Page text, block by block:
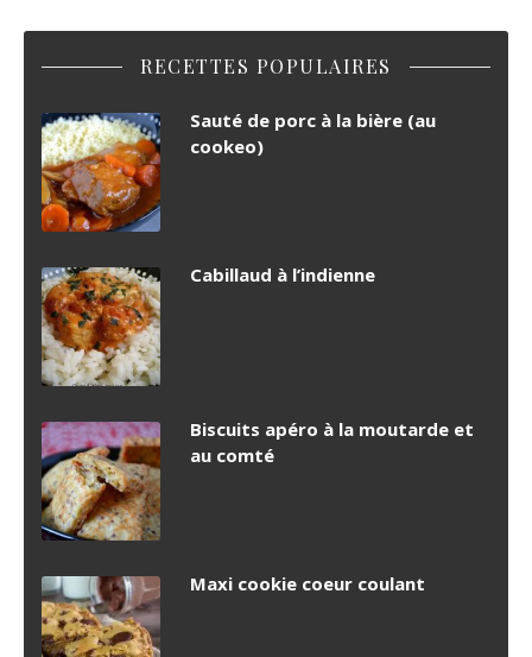
RECETTES POPULAIRES
Sauté de porc à la bière (au
cookeo)
Cabillaud à l’indienne
Biscuits apéro à la moutarde et
au comté
Maxi cookie coeur coulant